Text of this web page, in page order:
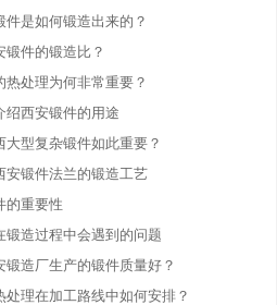
件是如何锻造出来的？
锻件的锻造比？
热处理为何非常重要？
绍西安锻件的用途
大型复杂锻件如此重要？
安锻件法兰的锻造工艺
的重要性
锻造过程中会遇到的问题
锻造厂生产的锻件质量好？
处理在加工路线中如何安排？